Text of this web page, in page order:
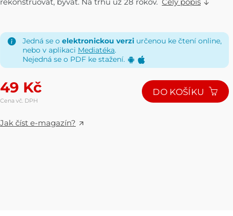
Jedná se o elektronickou verzi určenou ke čtení online,
nebo v aplikaci Mediatéka.
Nejedná se o PDF ke stažení.
49 Kč
Cena vč. DPH
DO KOŠÍKU
Jak číst e-magazín?